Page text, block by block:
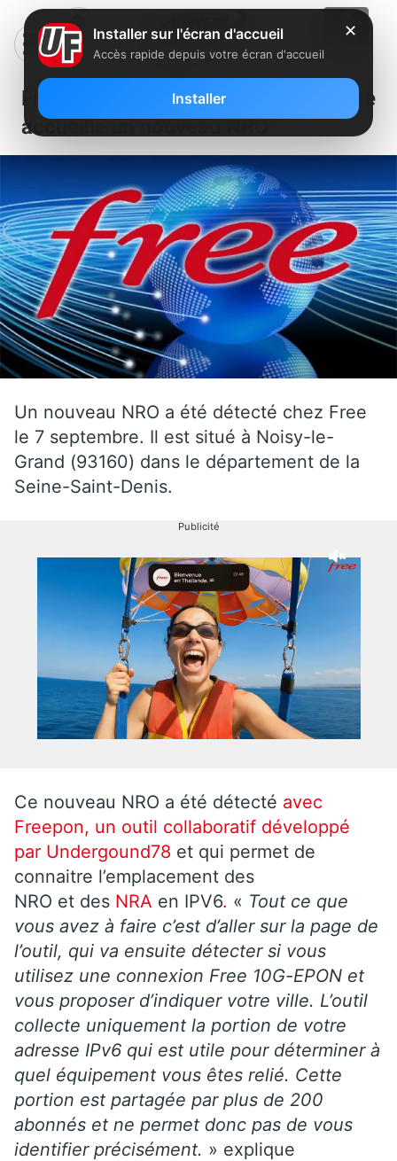
Fibre : le réseau FTTH de Free
accueille un nouveau NRO
Un nouveau NRO a été détecté chez Free
le 7 septembre. Il est situé à Noisy-le-
Grand (93160) dans le département de la
Seine-Saint-Denis.
Publicité
Ce nouveau NRO a été détecté avec
Freepon, un outil collaboratif développé
par Undergound78 et qui permet de
connaitre l’emplacement des
NRO et des NRA en IPV6. « Tout ce que
vous avez à faire c’est d’aller sur la page de
l’outil, qui va ensuite détecter si vous
utilisez une connexion Free 10G-EPON et
vous proposer d’indiquer votre ville. L’outil
collecte uniquement la portion de votre
adresse IPv6 qui est utile pour déterminer à
quel équipement vous êtes relié. Cette
portion est partagée par plus de 200
abonnés et ne permet donc pas de vous
identifier précisément. » explique
✕
Installer sur l'écran d'accueil
Accès rapide depuis votre écran d'accueil
Installer